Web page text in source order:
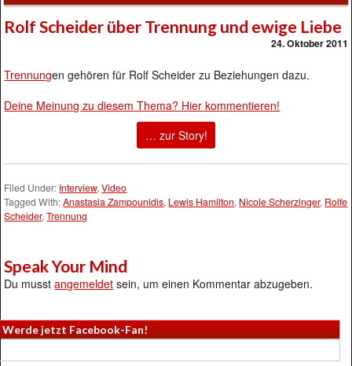
Rolf Scheider über Trennung und ewige Liebe
24. Oktober 2011
Trennungen gehören für Rolf Scheider zu Beziehungen dazu.
Deine Meinung zu diesem Thema? Hier kommentieren!
… zur Story!
Filed Under: Interview,Video
Tagged With:Anastasia Zampounidis, Lewis Hamilton, Nicole Scherzinger, Rolfe
Scheider,Trennung
Speak Your Mind
Du musstangemeldet sein, um einen Kommentar abzugeben.
Werde jetzt Facebook-Fan!